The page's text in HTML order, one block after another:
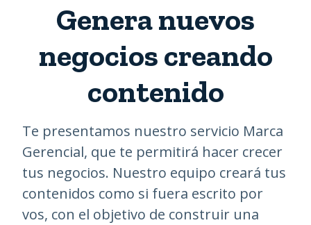
Genera nuevos
negocios creando
contenido
Te presentamos nuestro servicio Marca
Gerencial, que te permitirá hacer crecer
tus negocios. Nuestro equipo creará tus
contenidos como si fuera escrito por
vos, con el objetivo de construir una